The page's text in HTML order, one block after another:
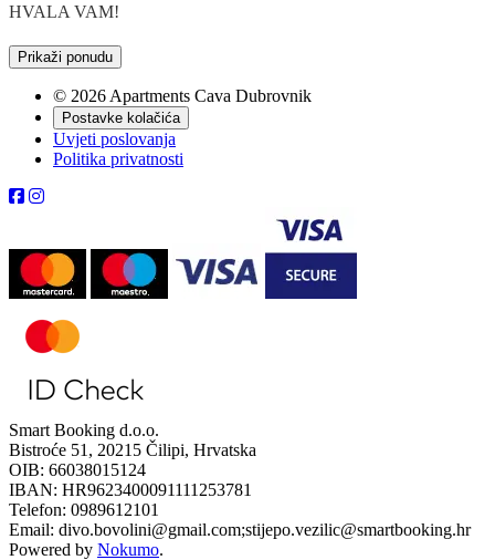
HVALA VAM!
Prikaži ponudu
© 2026 Apartments Cava Dubrovnik
Postavke kolačića
Uvjeti poslovanja
Politika privatnosti
Smart Booking d.o.o.
Bistroće 51, 20215 Čilipi, Hrvatska
OIB: 66038015124
IBAN: HR9623400091111253781
Telefon: 0989612101
Email: divo.bovolini@gmail.com;stijepo.vezilic@smartbooking.hr
Powered by Nokumo.